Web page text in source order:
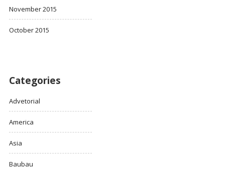
November 2015
October 2015
Categories
Advetorial
America
Asia
Baubau